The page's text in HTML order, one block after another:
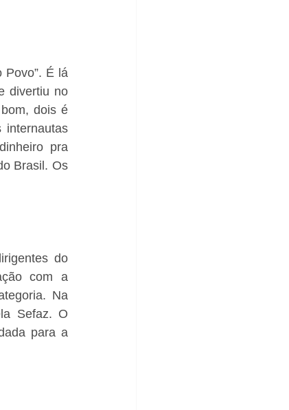
Povo”. É lá
divertiu no
dois é
internautas
pra
Brasil. Os
do
com a
Na
Sefaz. O
para a